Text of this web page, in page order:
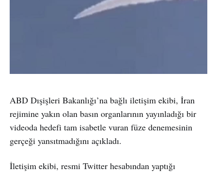
ABD Dışişleri Bakanlığı’na bağlı iletişim ekibi, İran
rejimine yakın olan basın organlarının yayınladığı bir
videoda hedefi tam isabetle vuran füze denemesinin
gerçeği yansıtmadığını açıkladı.
İletişim ekibi, resmi Twitter hesabından yaptığı